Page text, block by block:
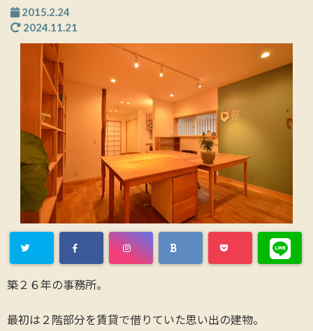
2015.2.24
2024.11.21
築２６年の事務所。
最初は２階部分を賃貸で借りていた思い出の建物。